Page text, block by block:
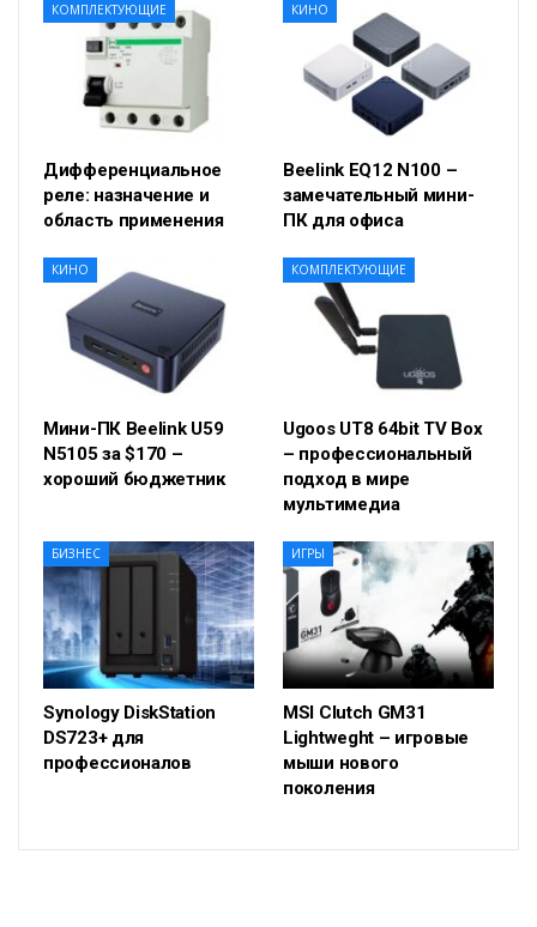
КОМПЛЕКТУЮЩИЕ
Дифференциальное
реле: назначение и
область применения
КИНО
Beelink EQ12 N100 –
замечательный мини-
ПК для офиса
КИНО
Мини-ПК Beelink U59
N5105 за $170 –
хороший бюджетник
КОМПЛЕКТУЮЩИЕ
Ugoos UT8 64bit TV Box
– профессиональный
подход в мире
мультимедиа
БИЗНЕС
Synology DiskStation
DS723+ для
профессионалов
ИГРЫ
MSI Clutch GM31
Lightweght – игровые
мыши нового
поколения